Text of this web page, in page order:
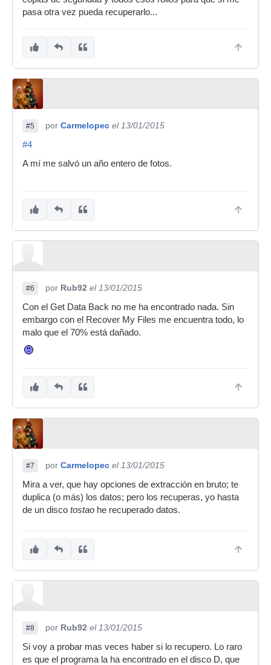
pasa otra vez pueda recuperarlo...
#5 por Carmelopec el 13/01/2015
#4
A mí me salvó un año entero de fotos.
#6 por Rub92 el 13/01/2015
Con el Get Data Back no me ha encontrado nada. Sin
embargo con el Recover My Files me encuentra todo, lo
malo que el 70% está dañado.
#7 por Carmelopec el 13/01/2015
Mira a ver, que hay opciones de extracción en bruto; te
duplica (o más) los datos; pero los recuperas, yo hasta
de un disco tostao he recuperado datos.
#8 por Rub92 el 13/01/2015
Si voy a probar mas veces haber si lo recupero. Lo raro
es que el programa la ha encontrado en el disco D, que